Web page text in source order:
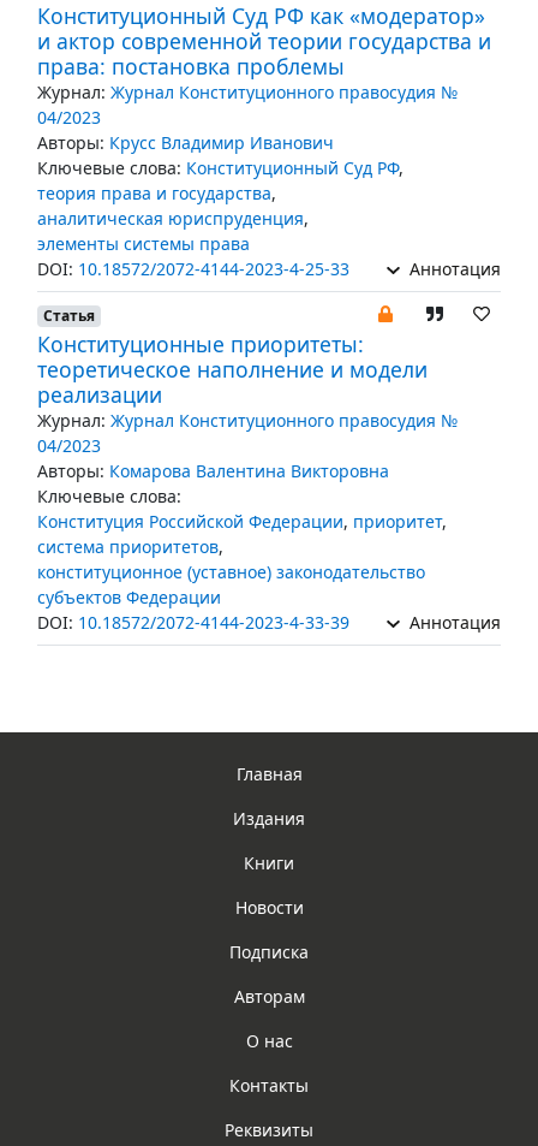
Конституционный Суд РФ как «модератор»
и актор современной теории государства и
права: постановка проблемы
Журнал: Журнал Конституционного правосудия №
04/2023
Авторы: Крусс Владимир Иванович
Ключевые слова: Конституционный Суд РФ,
теория права и государства,
аналитическая юриспруденция,
элементы системы права
DOI: 10.18572/2072-4144-2023-4-25-33 Аннотация
Статья
Конституционные приоритеты:
теоретическое наполнение и модели
реализации
Журнал: Журнал Конституционного правосудия №
04/2023
Авторы: Комарова Валентина Викторовна
Ключевые слова:
Конституция Российской Федерации, приоритет,
система приоритетов,
конституционное (уставное) законодательство
субъектов Федерации
DOI: 10.18572/2072-4144-2023-4-33-39 Аннотация
Главная
Издания
Книги
Новости
Подписка
Авторам
О нас
Контакты
Реквизиты